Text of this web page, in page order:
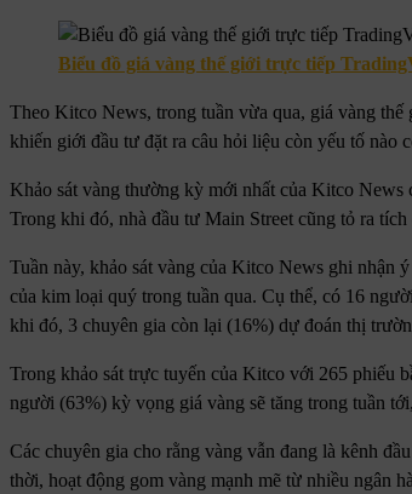
Biểu đồ giá vàng thế giới trực tiếp
Theo Kitco News, trong tuần vừa qua, giá vàng
khiến giới đầu tư đặt ra câu hỏi liệu còn yếu tố nào
Khảo sát vàng thường kỳ mới nhất của Kitco
Trong khi đó, nhà đầu tư Main Street cũng tỏ ra
Tuần này, khảo sát vàng của Kitco News ghi nhận
của kim loại quý trong tuần qua. Cụ thể, có 16
khi đó, 3 chuyên gia còn lại (16%) dự đoán thị
Trong khảo sát trực tuyến của Kitco với 265 phiếu
người (63%) kỳ vọng giá vàng sẽ tăng trong tuần
Các chuyên gia cho rằng vàng vẫn đang là kênh
thời, hoạt động gom vàng mạnh mẽ từ nhiều ngân